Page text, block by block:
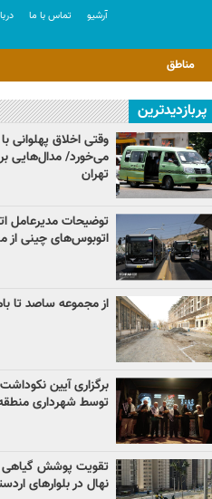
آرشيو تماس با ما
مناطق
پربازدیدترین
وقتی اخلاق پهلوانی
می‌خورد/ مدال‌هایی
تهران
توضیحات مدیرعامل
اتوبوس‌های چینی از
از مجموعه ساصد تا
برگزاری آیین
توسط شهرداری
تقویت پوشش
نهال در بلوارهای